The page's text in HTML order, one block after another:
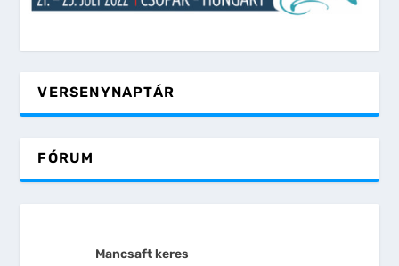
VERSENYNAPTÁR
FÓRUM
Mancsaft keres